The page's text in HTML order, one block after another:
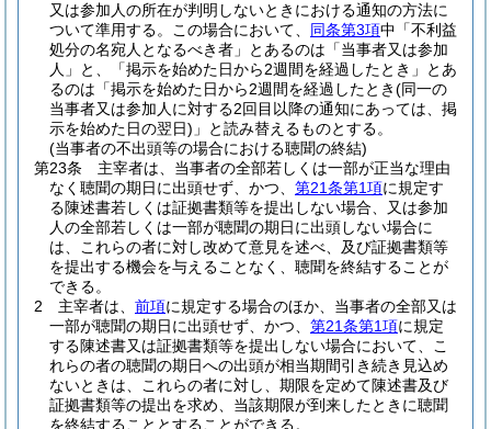
又は参加人の所在が判明しないときにおける通知の方法に
ついて準用する。
この場合において、 同条第3項中「不利益
処分の名宛人となるべき者」とあるのは「当事者又は参加
人」と、「掲示を始めた日から2週間を経過したとき」とあ
るのは「掲示を始めた日から2週間を経過したとき(同一の
当事者又は参加人に対する2回目以降の通知にあっては、掲
示を始めた日の翌日) 」と読み替えるものとする。
(当事者の不出頭等の場合における聴聞の終結)
第23条
主宰者は、当事者の全部若しくは一部が正当な理由
なく聴聞の期日に出頭せず、かつ、 第21条第1項に規定す
る陳述書若しくは証拠書類等を提出しない場合、又は参加
人の全部若しくは一部が聴聞の期日に出頭しない場合に
は、これらの者に対し改めて意見を述べ、及び証拠書類等
を提出する機会を与えることなく、聴聞を終結することが
できる。
2
主宰者は、 前項に規定する場合のほか、当事者の全部又は
一部が聴聞の期日に出頭せず、かつ、 第21条第1項に規定
する陳述書又は証拠書類等を提出しない場合において、こ
れらの者の聴聞の期日への出頭が相当期間引き続き見込め
ないときは、これらの者に対し、期限を定めて陳述書及び
証拠書類等の提出を求め、当該期限が到来したときに聴聞
を終結することとすることができる。